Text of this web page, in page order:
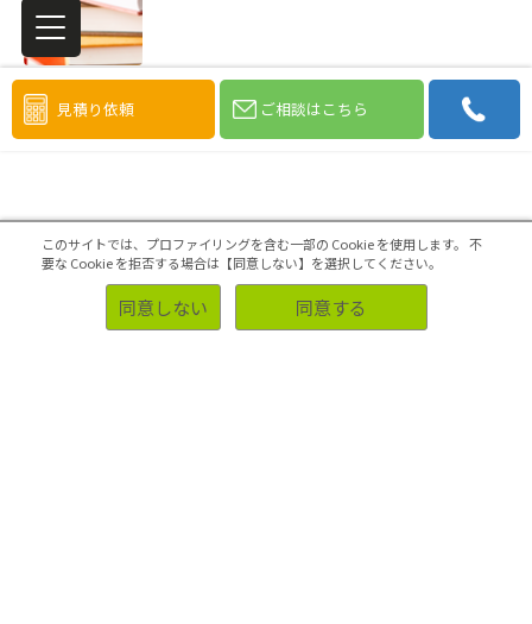
見積り依頼 ご相談はこちら
このサイトでは、プロファイリングを含む一部の Cookie を使用します。 不
要な Cookie を拒否する場合は【同意しない】を選択してください。
同意しない 同意する